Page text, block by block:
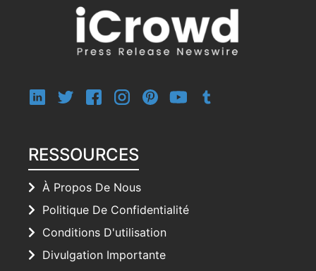
RESSOURCES
À Propos De Nous
Politique De Confidentialité
Conditions D'utilisation
Divulgation Importante